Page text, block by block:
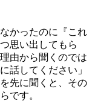
かったのに『これ
思い出してもら
由から聞くのでは
話してください」
先に聞くと、その
です。